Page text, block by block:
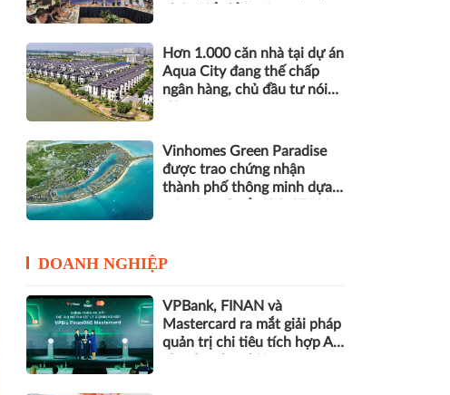
Hơn 1.000 căn nhà tại dự án
Aqua City đang thế chấp
ngân hàng, chủ đầu tư nói
Vinhomes Green Paradise
được trao chứng nhận
thành phố thông minh dựa
DOANH NGHIỆP
VPBank, FINAN và
Mastercard ra mắt giải pháp
quản trị chi tiêu tích hợp AI